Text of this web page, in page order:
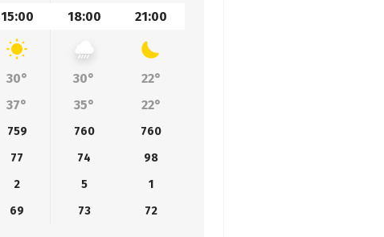
15:00 18:00 21:00
30° 30°
22°
37° 35° 22°
759 760
760
77 74
98
2 5
1
69 73 72